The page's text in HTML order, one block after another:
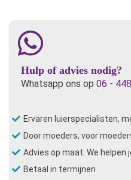
Hulp of advies nodig?
Whatsapp ons op 06 -
Ervaren luierspecialisten,
Door moeders, voor
Advies op maat. We helpen
Betaal in termijnen